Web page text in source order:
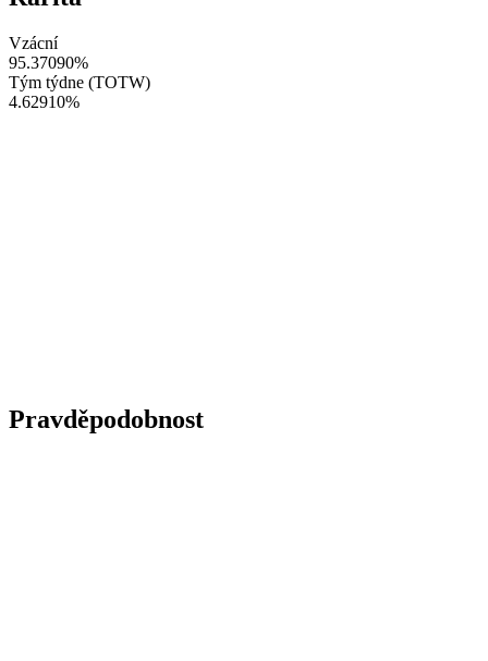
Vzácní
95.37090%
Tým týdne (TOTW)
4.62910%
Pravděpodobnost